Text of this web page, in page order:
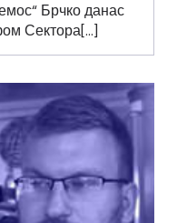
Брчко данас
Сектора[…]